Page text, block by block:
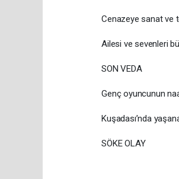
Cenazeye sanat ve
Ailesi ve sevenleri
SON VEDA
Genç oyuncunun
Kuşadası’nda
SÖKE OLAY